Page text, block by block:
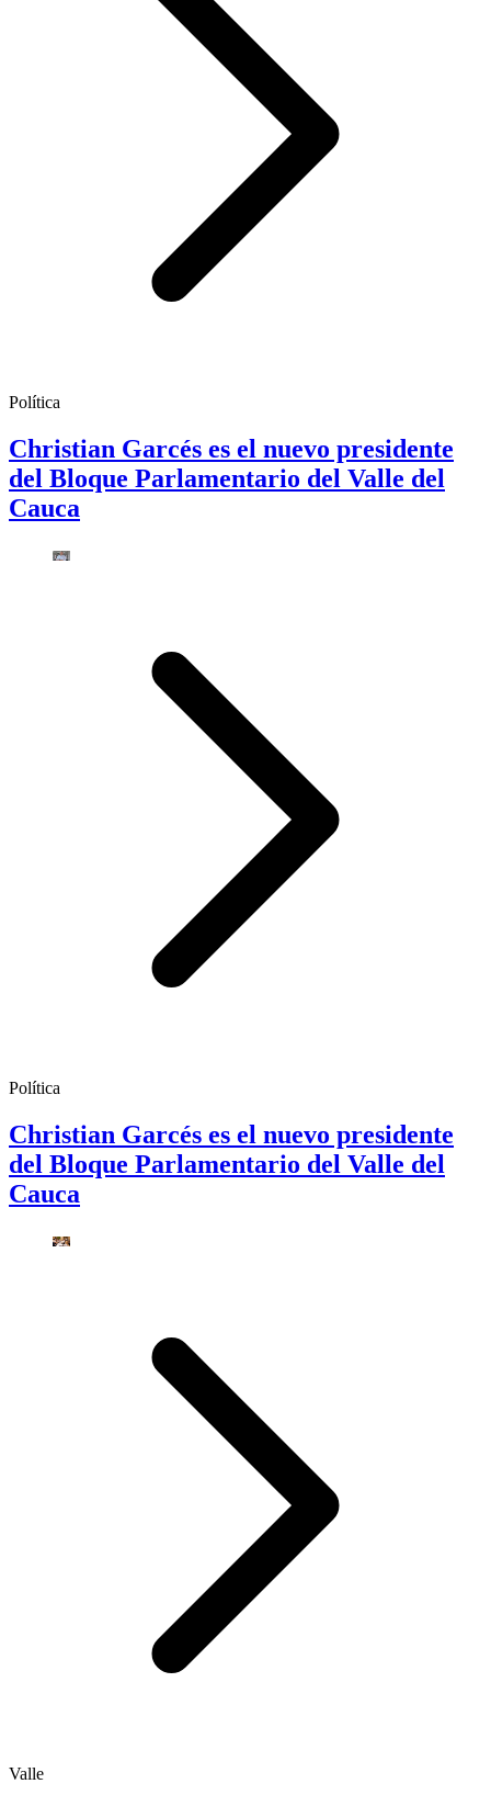
Política
Christian Garcés es el nuevo presidente
del Bloque Parlamentario del Valle del
Cauca
Política
Christian Garcés es el nuevo presidente
del Bloque Parlamentario del Valle del
Cauca
Valle